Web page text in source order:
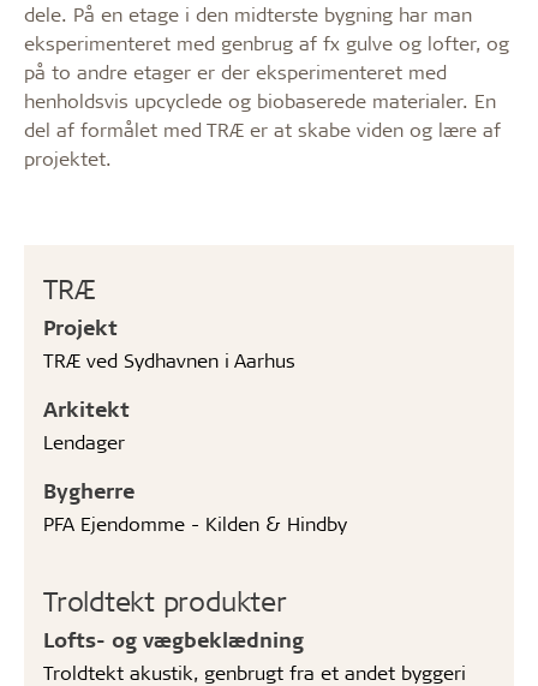
TRÆ
Projekt
TRÆ ved Sydhavnen i Aarhus
Arkitekt
Lendager
Bygherre
PFA Ejendomme - Kilden & Hindby
Troldtekt produkter
Lofts- og vægbeklædning
Troldtekt akustik, genbrugt fra et andet byggeri
dele. På en etage i den midterste bygning har man
eksperimenteret med genbrug af fx gulve og lofter, og
på to andre etager er der eksperimenteret med
henholdsvis upcyclede og biobaserede materialer. En
del af formålet med TRÆ er at skabe viden og lære af
projektet.